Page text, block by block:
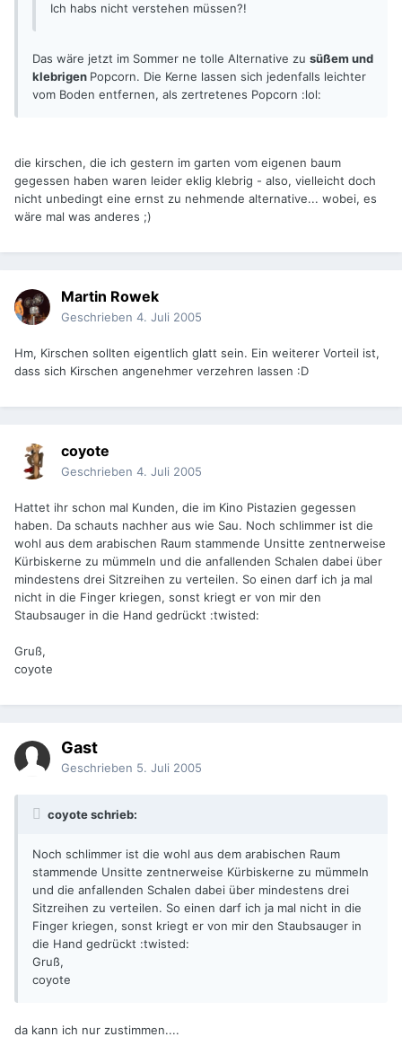
Ich habs nicht verstehen müssen?!
Das wäre jetzt im Sommer ne tolle Alternative zu süßem und
klebrigen Popcorn. Die Kerne lassen sich jedenfalls leichter
vom Boden entfernen, als zertretenes Popcorn :lol:
die kirschen, die ich gestern im garten vom eigenen baum
gegessen haben waren leider eklig klebrig - also, vielleicht doch
nicht unbedingt eine ernst zu nehmende alternative... wobei, es
wäre mal was anderes ;)
Martin Rowek
Geschrieben 4. Juli 2005
Hm, Kirschen sollten eigentlich glatt sein. Ein weiterer Vorteil ist,
dass sich Kirschen angenehmer verzehren lassen :D
coyote
Geschrieben 4. Juli 2005
Hattet ihr schon mal Kunden, die im Kino Pistazien gegessen
haben. Da schauts nachher aus wie Sau. Noch schlimmer ist die
wohl aus dem arabischen Raum stammende Unsitte zentnerweise
Kürbiskerne zu mümmeln und die anfallenden Schalen dabei über
mindestens drei Sitzreihen zu verteilen. So einen darf ich ja mal
nicht in die Finger kriegen, sonst kriegt er von mir den
Staubsauger in die Hand gedrückt :twisted:
Gruß,
coyote
Gast
Geschrieben 5. Juli 2005
coyote schrieb:
Noch schlimmer ist die wohl aus dem arabischen Raum
stammende Unsitte zentnerweise Kürbiskerne zu mümmeln
und die anfallenden Schalen dabei über mindestens drei
Sitzreihen zu verteilen. So einen darf ich ja mal nicht in die
Finger kriegen, sonst kriegt er von mir den Staubsauger in
die Hand gedrückt :twisted:
Gruß,
coyote
da kann ich nur zustimmen....